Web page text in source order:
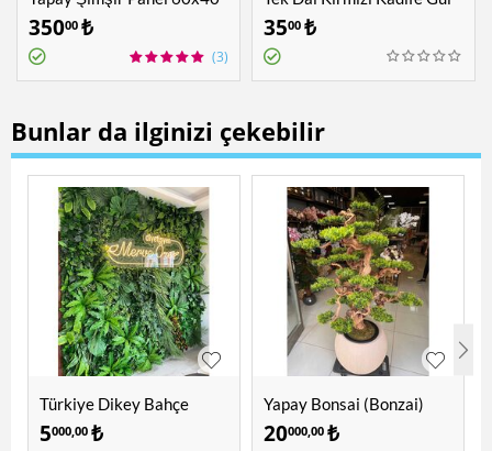
cm
35000 ₺
(3)
3500 ₺
Bunlar da ilginizi çekebilir
Türkiye Dikey Bahçe
5000,00 ₺
Yapay Bonsai (Bonzai)
Ağacı 1.60 Mt
20000,00 ₺